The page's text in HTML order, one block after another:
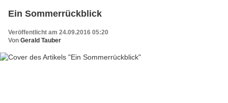
Ein Sommerrückblick
Veröffentlicht am 24.09.2016 05:20
Von Gerald Tauber